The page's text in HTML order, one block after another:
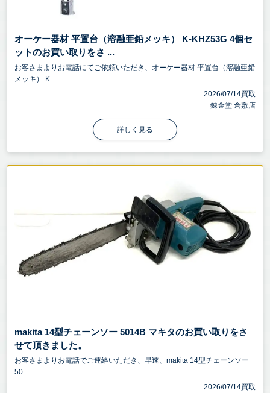
オーケー器材 平置台（溶融亜鉛メッキ） K-KHZ53G 4個セ
ットのお買い取りをさ ...
お客さまよりお電話にてご依頼いただき、オーケー器材 平置台（溶融亜鉛
メッキ） K...
2026/07/14買取
錬金堂 倉敷店
詳しく見る
makita 14型チェーンソー 5014B マキタのお買い取りをさ
せて頂きました。
お客さまよりお電話でご連絡いただき、早速、makita 14型チェーンソー
50...
2026/07/14買取